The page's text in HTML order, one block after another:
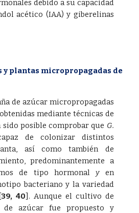
debido a su capacidad
acético (IAA) y giberelinas
y plantas micropropagadas de
de azúcar micropropagadas
mediante técnicas de
posible comprobar que G.
de colonizar distintos
así como también de
predominantemente a
de tipo hormonalyen
bacteriano y la variedad
[39, 40] . Aunque el cultivo de
azúcar fue propuesto y